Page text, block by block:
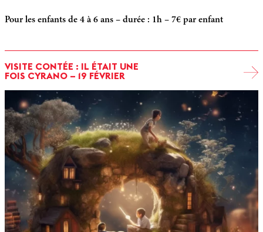
Pour les enfants de 4 à 6 ans – durée : 1h – 7€ par enfant
VISITE CONTÉE : IL ÉTAIT UNE
FOIS CYRANO – 19 FÉVRIER